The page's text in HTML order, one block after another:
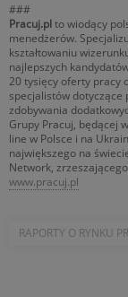
###
Pracuj.plto wiodący
menedżerów.
kształtowaniu
najlepszych
20 tysięcy oferty pracy
specjalistów dotyczące
zdobywania
Grupy Pracuj, będącej
line w Polsce i na
największego na
Network,
www.pracuj.pl
RAPORTY O RYNKU